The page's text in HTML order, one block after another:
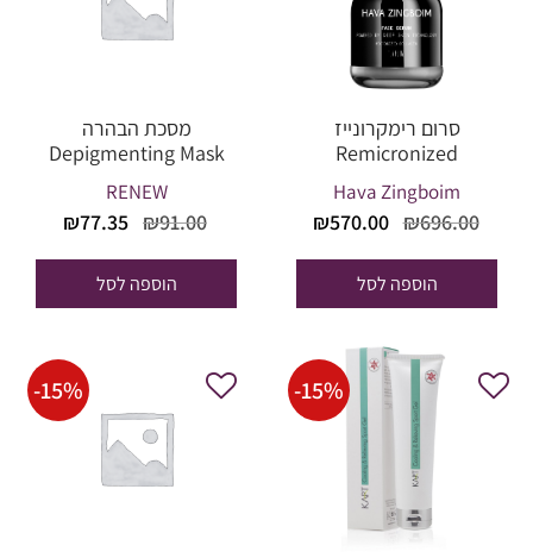
סרום רימקרונייז
Remicronized
Hava Zingboim
₪696.00
המחיר
היה:
₪696.00.
₪570.00
הוספה לסל
מסכת הבהרה
Depigmenting Mask
RENEW
₪91.00
המחיר
היה:
₪91.00.
₪77.35
הוא:
הוספה לסל
-15%
-15%